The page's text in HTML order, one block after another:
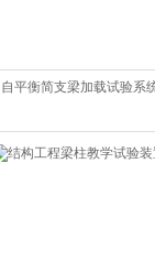
自平衡简支梁加载试验系